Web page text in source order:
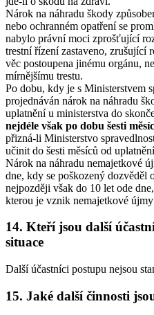
Nárok na náhradu škody
nebo ochranném opatření se
nabylo právní moci zprošťující
trestní řízení zastaveno, zrušující
věc postoupena jinému orgánu,
mírnějšímu trestu.
Po dobu, kdy je s Ministerstvem
projednáván nárok na náhradu
uplatnění u ministerstva do
nejdéle však po dobu šesti
přizná-li Ministerstvo
učinit do šesti měsíců od
Nárok na náhradu nemajetkové
dne, kdy se poškozený dozvěděl
nejpozději však do 10 let ode
kterou je vznik nemajetkové
14. Kteří jsou další
situace
Další účastníci postupu nejsou
15. Jaké další činnosti